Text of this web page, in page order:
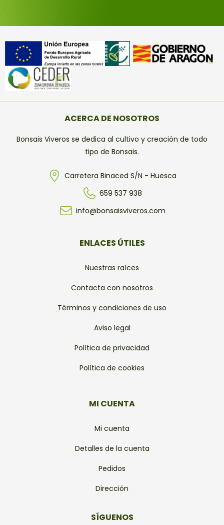
ACERCA DE NOSOTROS
Bonsais Viveros se dedica al cultivo y creación de todo
tipo de Bonsais.
Carretera Binaced S/N - Huesca
659 537 938
info@bonsaisviveros.com
ENLACES ÚTILES
Nuestras raíces
Contacta con nosotros
Términos y condiciones de uso
Aviso legal
Política de privacidad
Política de cookies
MI CUENTA
Mi cuenta
Detalles de la cuenta
Pedidos
Dirección
SÍGUENOS